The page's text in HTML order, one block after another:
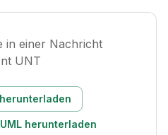
in einer Nachricht
UNT
herunterladen
herunterladen